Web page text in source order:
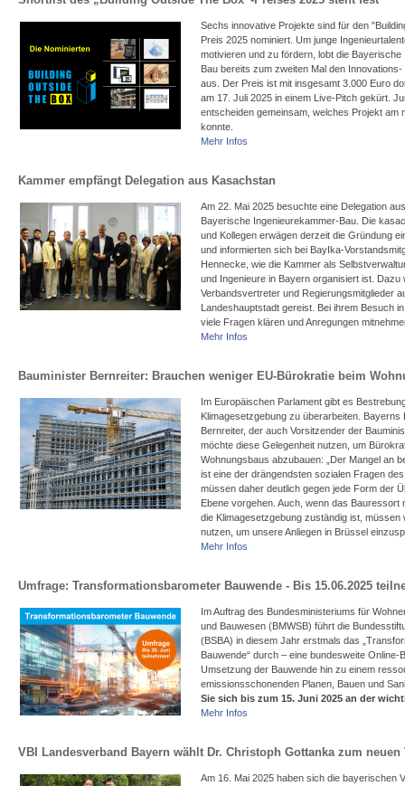
Sechs innovative Projekte sind für den
Preis 2025 nominiert. Um junge
motivieren und zu fördern, lobt die
Bau bereits zum zweiten Mal den
aus. Der Preis ist mit insgesamt 3.000 Euro
am 17. Juli 2025 in einem Live-Pitch gekürt.
entscheiden gemeinsam, welches Projekt am
konnte.
Mehr Infos
Kammer empfängt Delegation aus Kasachstan
Am 22. Mai 2025 besuchte eine Delegation
Bayerische Ingenieurekammer-Bau. Die
und Kollegen erwägen derzeit die Gründung
und informierten sich bei BayIka-
Hennecke, wie die Kammer als
und Ingenieure in Bayern organisiert ist. Dazu
Verbandsvertreter und Regierungsmitglieder
Landeshauptstadt gereist. Bei ihrem Besuch
viele Fragen klären und Anregungen
Mehr Infos
Bauminister Bernreiter: Brauchen weniger EU-Bürokratie beim
Im Europäischen Parlament gibt es
Klimagesetzgebung zu überarbeiten. Bayerns
Bernreiter, der auch Vorsitzender der
möchte diese Gelegenheit nutzen, um
Wohnungsbaus abzubauen: „Der Mangel an
ist eine der drängendsten sozialen Fragen
müssen daher deutlich gegen jede Form der
Ebene vorgehen. Auch, wenn das Bauressort
die Klimagesetzgebung zuständig ist, müssen
nutzen, um unsere Anliegen in Brüssel
Mehr Infos
Umfrage: Transformationsbarometer Bauwende - Bis 15.06.2025
Im Auftrag des Bundesministeriums für
und Bauwesen (BMWSB) führt die
(BSBA) in diesem Jahr erstmals das
Bauwende“ durch – eine bundesweite Online-
Umsetzung der Bauwende hin zu einem
emissionsschonenden Planen, Bauen und
Sie sich bis zum 15. Juni 2025 an der
Mehr Infos
VBI Landesverband Bayern wählt Dr. Christoph Gottanka zum neuen
Am 16. Mai 2025 haben sich die bayerischen